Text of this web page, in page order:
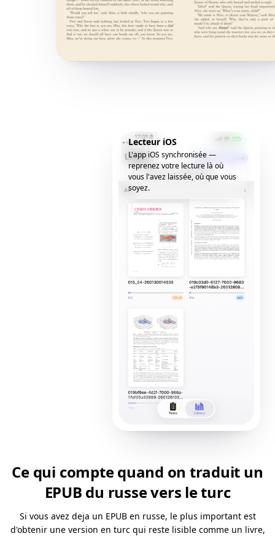
Lecteur iOS
L'app iOS synchronisée —
reprenez votre lecture là où
vous l'avez laissée, où que vous
soyez.
Ce qui compte quand on traduit un
EPUB du russe vers le turc
Si vous avez deja un EPUB en russe, le plus important est
d'obtenir une version en turc qui reste lisible comme un livre,